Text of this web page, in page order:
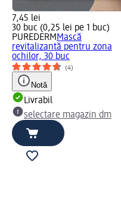
7,45 lei
30 buc (0,25 lei pe 1 buc)
PUREDERMMască
revitalizantă pentru zona
ochilor, 30 buc
(4)
Notă
Livrabil
selectare magazin dm